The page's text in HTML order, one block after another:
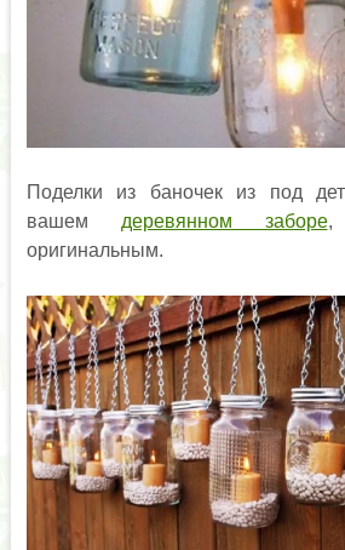
Поделки из баночек из под
вашем деревянном заборе,
оригинальным.